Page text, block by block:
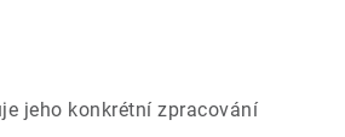
jeho konkrétní zpracování